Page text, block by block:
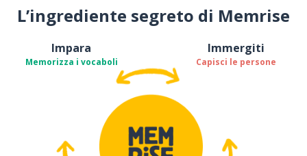
L’ingrediente segreto di Memrise
Impara
Memorizza i vocaboli
Immergiti
Capisci le persone